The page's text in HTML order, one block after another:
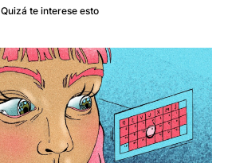
Quizá te interese esto